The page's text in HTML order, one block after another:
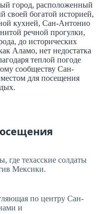
город, расположенный
своей богатой историей,
кухней, Сан-Антонио
речной прогулки,
до исторических
Аламо, нет недостатка
теплой погоде
сообществу Сан-
для посещения
где техасские солдаты
Мексики.
по центру Сан-
и